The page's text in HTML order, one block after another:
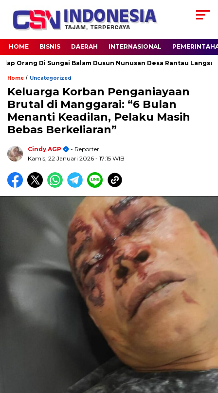
HOME BISNIS DAERAH INTERNASIONAL
Di Sungai Balam Dusun Nunusan Desa Rantau Langsat kec.
Home / Uncategorized
Keluarga Korban Penganiayaan
Brutal di Manggarai: “6 Bulan
Menanti Keadilan, Pelaku Masih
Bebas Berkeliaran”
Cindy AGP
- Reporter
Kamis, 22 Januari 2026 - 17:15 WIB